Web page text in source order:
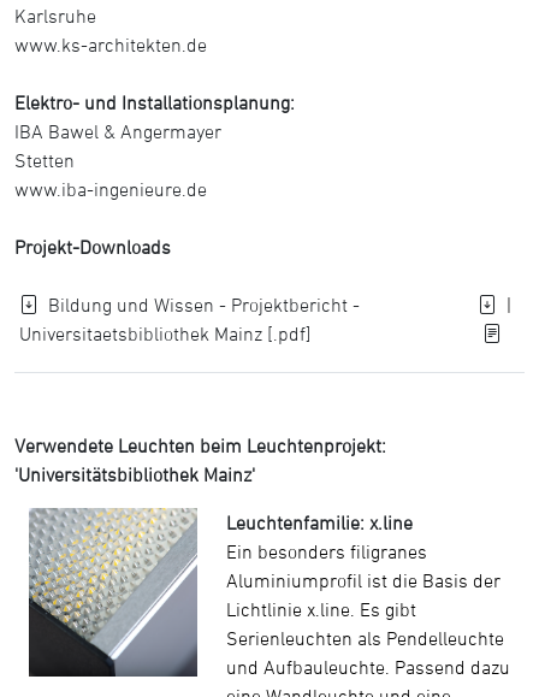
Karlsruhe
www.ks-architekten.de
Elektro- und Installationsplanung:
IBA Bawel & Angermayer
Stetten
www.iba-ingenieure.de
Projekt-Downloads
Bildung und Wissen - Projektbericht -
Universitaetsbibliothek Mainz [.pdf]
|
Verwendete Leuchten beim Leuchtenprojekt:
'Universitätsbibliothek Mainz'
Leuchtenfamilie: x.line
Ein besonders filigranes
Aluminiumprofil ist die Basis der
Lichtlinie x.line. Es gibt
Serienleuchten als Pendelleuchte
und Aufbauleuchte. Passend dazu